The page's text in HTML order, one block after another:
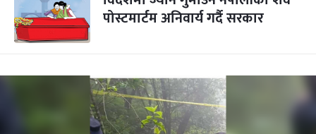
पोस्टमार्टम अनिवार्य गर्दै सरकार